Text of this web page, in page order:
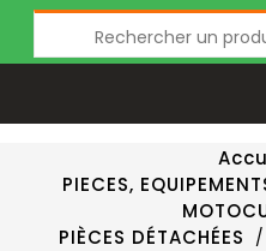
PIECES,
PIÈCES DÉTACHÉES